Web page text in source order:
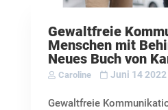
Gewaltfreie
Menschen mit
Neues Buch von
Caroline Juni 14 2022
Gewaltfreie